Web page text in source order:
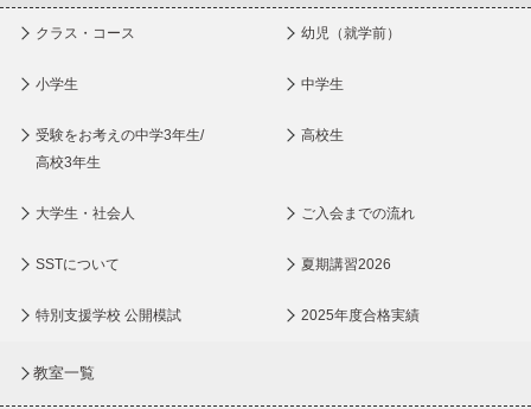
クラス・コース 幼児（就学前）
小学生 中学生
受験をお考えの中学3年生/
高校3年生
高校生
大学生・社会人 ご入会までの流れ
SSTについて 夏期講習2026
特別支援学校 公開模試 2025年度合格実績
教室一覧